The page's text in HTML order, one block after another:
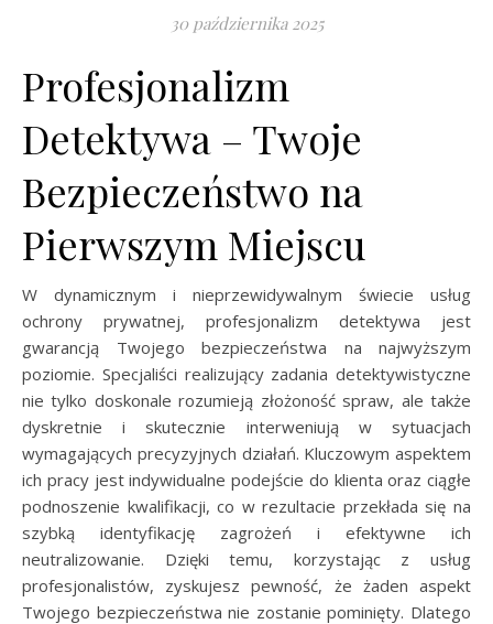
30 października 2025
Profesjonalizm
Detektywa – Twoje
Bezpieczeństwo na
Pierwszym Miejscu
W dynamicznym i nieprzewidywalnym świecie usług
ochrony prywatnej, profesjonalizm detektywa jest
gwarancją Twojego bezpieczeństwa na najwyższym
poziomie. Specjaliści realizujący zadania detektywistyczne
nie tylko doskonale rozumieją złożoność spraw, ale także
dyskretnie i skutecznie interweniują w sytuacjach
wymagających precyzyjnych działań. Kluczowym aspektem
ich pracy jest indywidualne podejście do klienta oraz ciągłe
podnoszenie kwalifikacji, co w rezultacie przekłada się na
szybką identyfikację zagrożeń i efektywne ich
neutralizowanie. Dzięki temu, korzystając z usług
profesjonalistów, zyskujesz pewność, że żaden aspekt
Twojego bezpieczeństwa nie zostanie pominięty. Dlatego